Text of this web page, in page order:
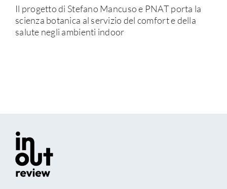
Il progetto di Stefano Mancuso e PNAT porta la
scienza botanica al servizio del comfort e della
salute negli ambienti indoor